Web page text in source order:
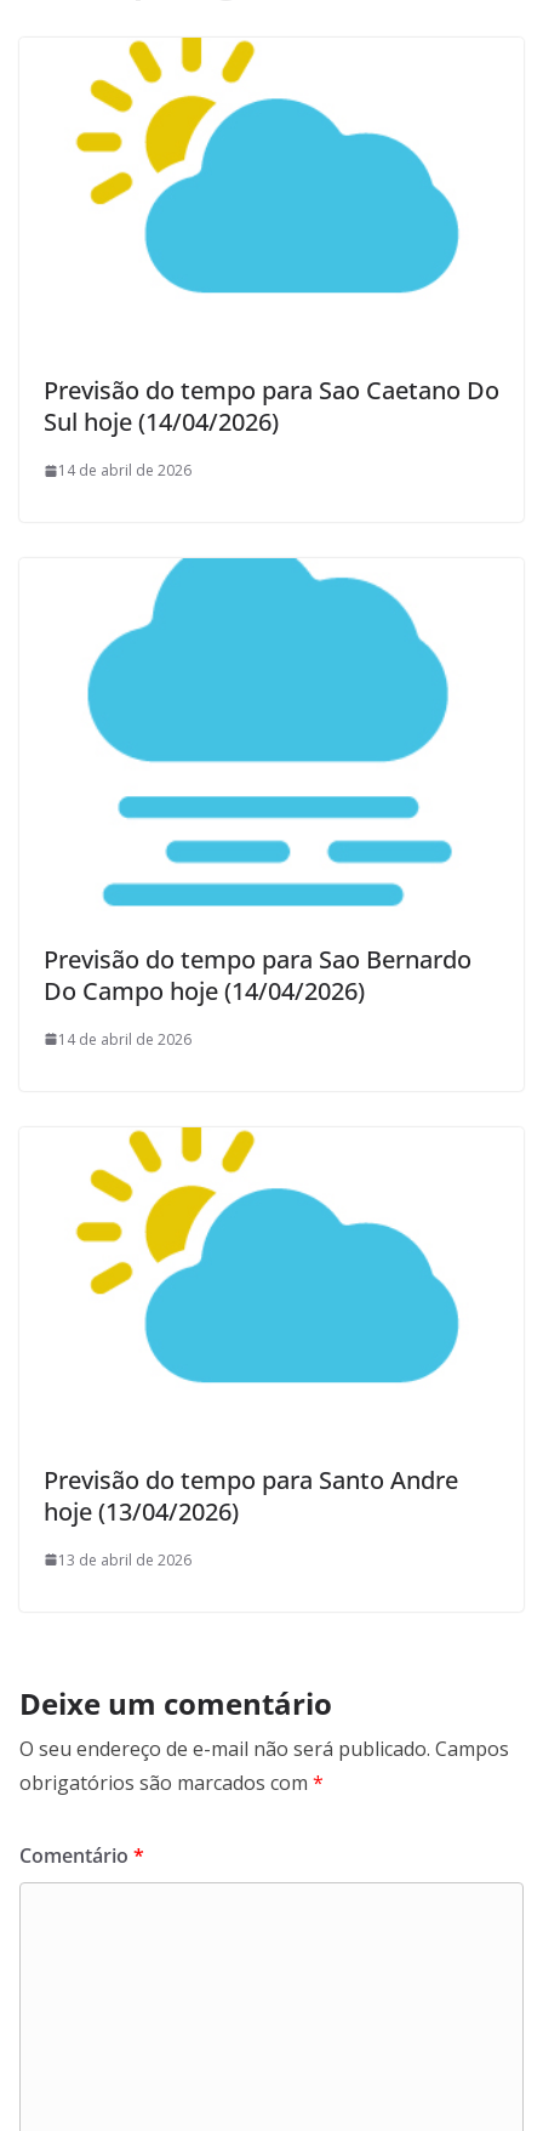
Previsão do tempo para Sao Caetano Do
Sul hoje (14/04/2026)
14 de abril de 2026
Previsão do tempo para Sao Bernardo
Do Campo hoje (14/04/2026)
14 de abril de 2026
Previsão do tempo para Santo Andre
hoje (13/04/2026)
13 de abril de 2026
Deixe um comentário
O seu endereço de e-mail não será publicado. Campos
obrigatórios são marcados com *
Comentário *